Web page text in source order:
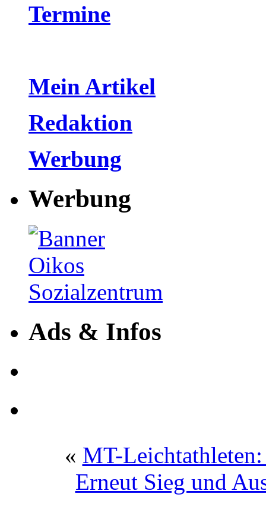
Termine
Mein Artikel
Redaktion
Werbung
Werbung
Ads & Infos
« MT-
Erneut Sieg und